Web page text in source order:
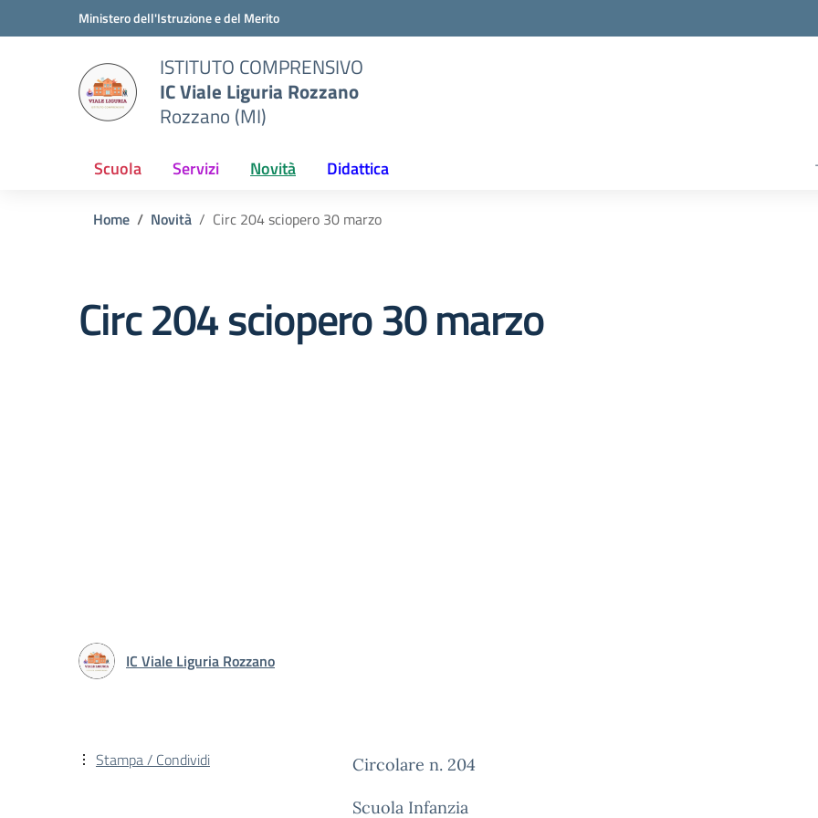
Vai ai contenuti
Vai al menu di navigazioneMinistero dell'Istruzione e del Merito
ISTITUTO COMPRENSIVO
IC Viale Liguria Rozzano
Rozzano (MI)
Scuola Servizi Novità Didattica
Home Novità Circ 204 sciopero 30 marzo
Circ 204 sciopero 30 marzo
IC Viale Liguria Rozzano
Circolare n. 204
Scuola Infanzia
Stampa / Condividi